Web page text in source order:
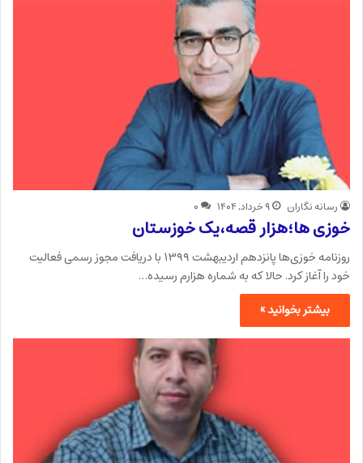
رسانه نگاران ۹ خرداد, ۱۴۰۴ ۰
خوزی ها؛هزار قصه،یک خوزستان
روزنامه خوزی‌ها پانزدهم اردیبهشت ۱۳۹۹ با دریافت مجوز رسمی فعالیت
خود را آغاز کرد. حالا که به شماره هزارم رسیده…
بیشتر بخوانید »